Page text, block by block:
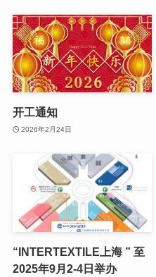
开工通知
2026年2月24日
“INTERTEXTILE上海 ” 至
2025年9月2-4日举办